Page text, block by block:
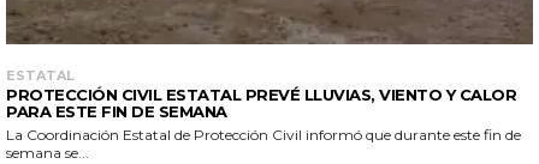
ESTATAL
PROTECCIÓN CIVIL ESTATAL PREVÉ LLUVIAS, VIENTO Y CALOR
PARA ESTE FIN DE SEMANA
La Coordinación Estatal de Protección Civil informó que durante este fin de
semana se...